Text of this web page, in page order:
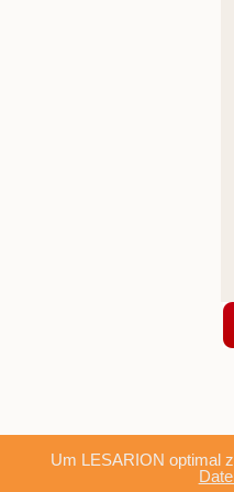
Um LESARION optimal